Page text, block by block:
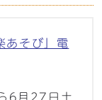
あそび」電
6月27日土